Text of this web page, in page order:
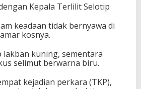
Kepala Terlilit Selotip
keadaan tidak bernyawa di
kosnya.
kuning, sementara
selimut berwarna biru.
kejadian perkara (TKP),